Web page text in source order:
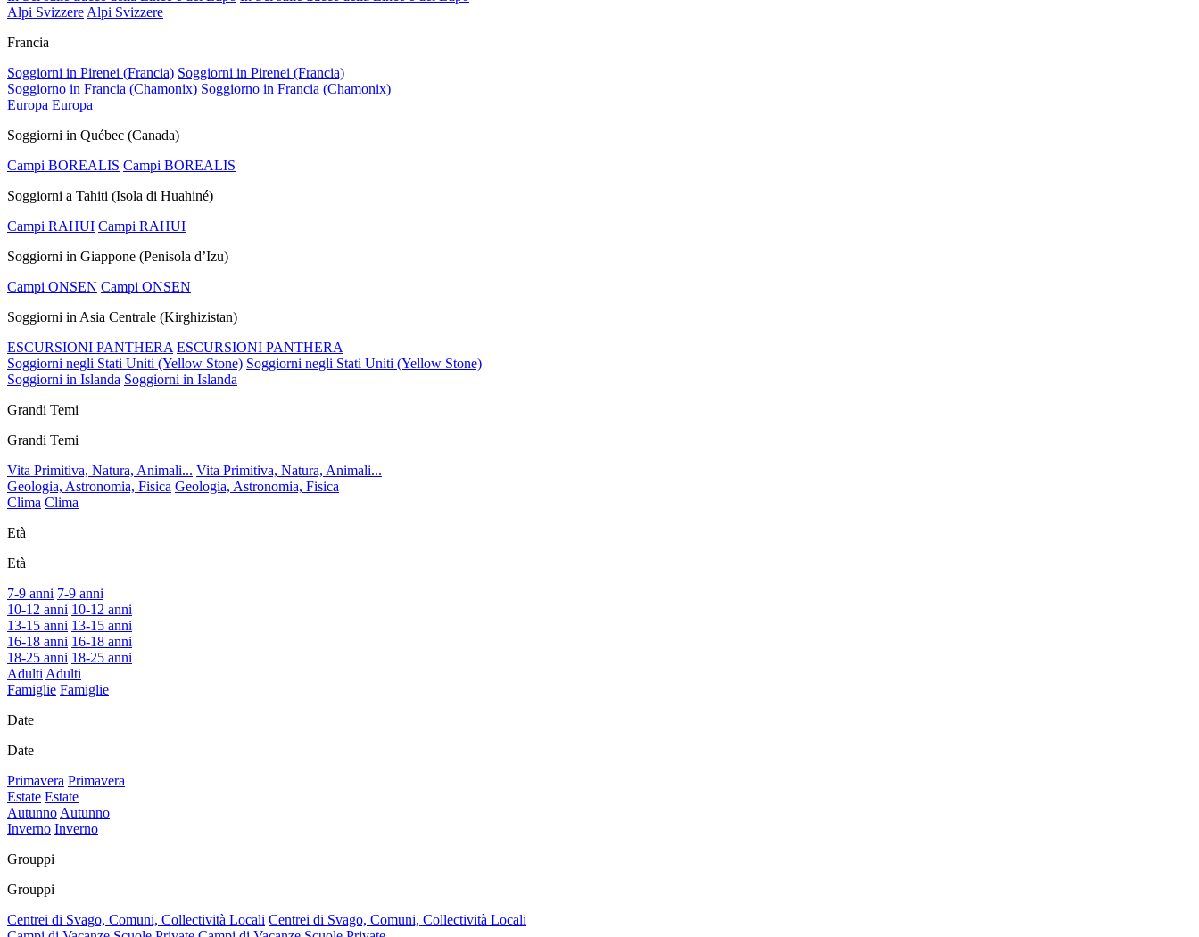
Alpi Svizzere Alpi Svizzere
Francia
Soggiorni in Pirenei (Francia) Soggiorni in Pirenei (Francia)
Soggiorno in Francia (Chamonix) Soggiorno in Francia (Chamonix)
Europa Europa
Soggiorni in Québec (Canada)
Campi BOREALIS Campi BOREALIS
Soggiorni a Tahiti (Isola di Huahiné)
Campi RAHUI Campi RAHUI
Soggiorni in Giappone (Penisola d’Izu)
Campi ONSEN Campi ONSEN
Soggiorni in Asia Centrale (Kirghizistan)
ESCURSIONI PANTHERA ESCURSIONI PANTHERA
Soggiorni negli Stati Uniti (Yellow Stone) Soggiorni negli Stati Uniti (Yellow Stone)
Soggiorni in Islanda Soggiorni in Islanda
Grandi Temi
Grandi Temi
Vita Primitiva, Natura, Animali... Vita Primitiva, Natura, Animali...
Geologia, Astronomia, Fisica Geologia, Astronomia, Fisica
Clima Clima
Età
Età
7-9 anni 7-9 anni
10-12 anni 10-12 anni
13-15 anni 13-15 anni
16-18 anni 16-18 anni
18-25 anni 18-25 anni
Adulti Adulti
Famiglie Famiglie
Date
Date
Primavera Primavera
Estate Estate
Autunno Autunno
Inverno Inverno
Grouppi
Grouppi
Centrei di Svago, Comuni, Collectività Locali Centrei di Svago, Comuni, Collectività Locali